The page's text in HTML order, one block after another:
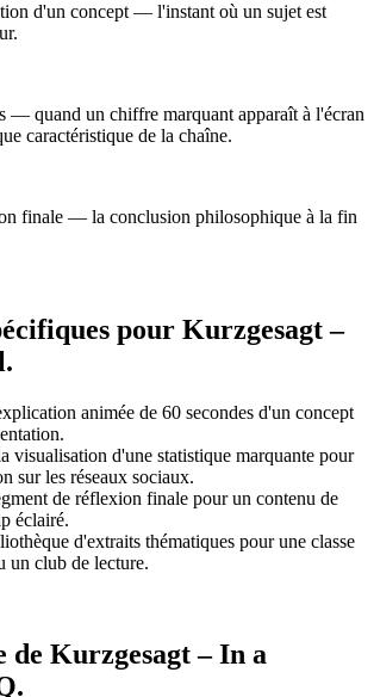
d'un concept — l'instant où un sujet est
— quand un chiffre marquant apparaît à l'écran
caractéristique de la chaîne.
finale — la conclusion philosophique à la fin
pour Kurzgesagt –
animée de 60 secondes d'un concept
visualisation d'une statistique marquante pour
sur les réseaux sociaux.
de réflexion finale pour un contenu de
éclairé.
d'extraits thématiques pour une classe
un club de lecture.
de Kurzgesagt – In a